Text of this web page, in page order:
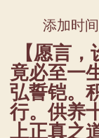
添加时
【愿言
竟必至一
弘誓铠。
行。供养
上正真之